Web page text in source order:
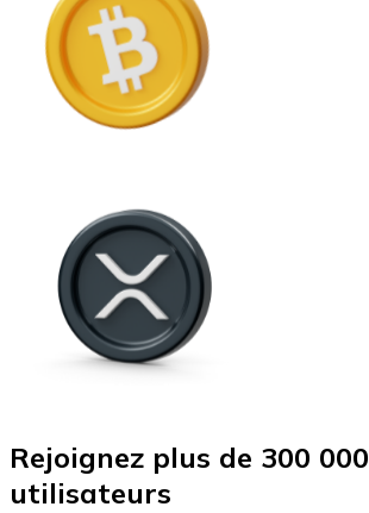
Rejoignez plus de 300 000
utilisateurs